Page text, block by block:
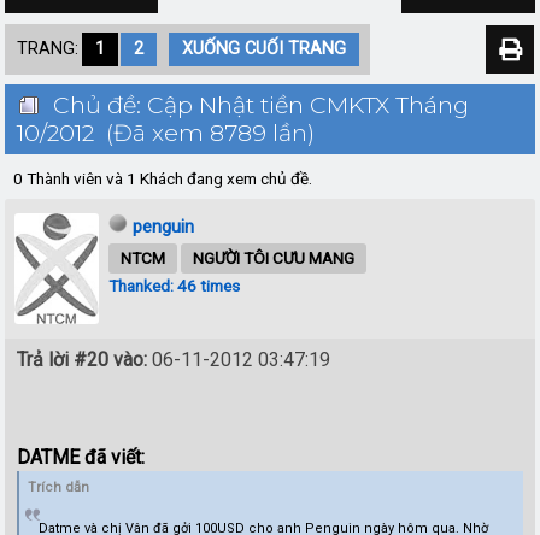
TRANG: 1 2 XUỐNG CUỐI TRANG
Chủ đề: Cập Nhật tiền CMKTX Tháng
10/2012 (Đã xem 8789 lần)
0 Thành viên và 1 Khách đang xem chủ đề.
penguin
NTCM
NGƯỜI TÔI CƯU MANG
Thanked: 46 times
Trả lời #20 vào: 06-11-2012 03:47:19
DATME đã viết:
Trích dẫn
Datme và chị Vân đã gởi 100USD cho anh Penguin ngày hôm qua. Nhờ